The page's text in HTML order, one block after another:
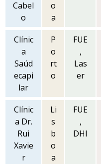
Cabel
o
o
a
Clínic
a
Saúd
ecapi
lar
P
o
rt
o
FUE
,
Las
er
Clínic
a Dr.
Rui
Xavie
r
Li
s
b
o
a
FUE
,
DHI